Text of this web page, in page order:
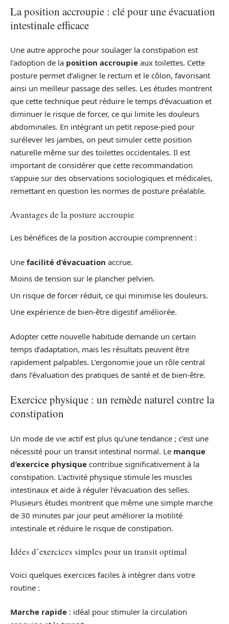
La position accroupie : clé pour une évacuation
intestinale efficace
Une autre approche pour soulager la constipation est
l’adoption de la position accroupie aux toilettes. Cette
posture permet d’aligner le rectum et le côlon, favorisant
ainsi un meilleur passage des selles. Les études montrent
que cette technique peut réduire le temps d’évacuation et
diminuer le risque de forcer, ce qui limite les douleurs
abdominales. En intégrant un petit repose-pied pour
surélever les jambes, on peut simuler cette position
naturelle même sur des toilettes occidentales. Il est
important de considérer que cette recommandation
s’appuie sur des observations sociologiques et médicales,
remettant en question les normes de posture préalable.
Avantages de la posture accroupie
Les bénéfices de la position accroupie comprennent :
Une facilité d’évacuation accrue.
Moins de tension sur le plancher pelvien.
Un risque de forcer réduit, ce qui minimise les douleurs.
Une expérience de bien-être digestif améliorée.
Adopter cette nouvelle habitude demande un certain
temps d’adaptation, mais les résultats peuvent être
rapidement palpables. L’ergonomie joue un rôle central
dans l’évaluation des pratiques de santé et de bien-être.
Exercice physique : un remède naturel contre la
constipation
Un mode de vie actif est plus qu’une tendance ; c’est une
nécessité pour un transit intestinal normal. Le manque
d’exercice physique contribue significativement à la
constipation. L’activité physique stimule les muscles
intestinaux et aide à réguler l’évacuation des selles.
Plusieurs études montrent que même une simple marche
de 30 minutes par jour peut améliorer la motilité
intestinale et réduire le risque de constipation.
Idées d’exercices simples pour un transit optimal
Voici quelques exercices faciles à intégrer dans votre
routine :
Marche rapide : idéal pour stimuler la circulation